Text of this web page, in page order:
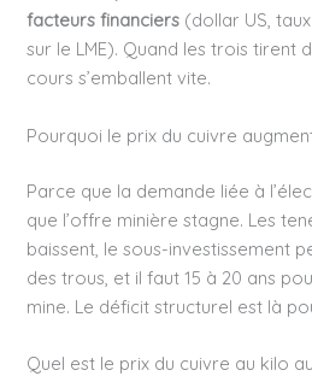
facteurs financiers (dollar US,
sur le LME). Quand les trois tirent
cours s’emballent vite.
Pourquoi le prix du cuivre
Parce que la demande liée à
que l’offre minière stagne. Les
baissent, le sous-investissement
des trous, et il faut 15 à 20 ans
mine. Le déficit structurel est là
Quel est le prix du cuivre au kilo